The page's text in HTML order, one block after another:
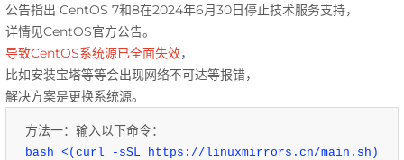
恒丰云用户充值活动（长期有效）
退款条例声明
域名服务协议
公告指出 CentOS 7和8在2024年6月30日停止技术服务支持，
详情见CentOS官方公告。
导致CentOS系统源已全面失效，
比如安装宝塔等等会出现网络不可达等报错，
解决方案是更换系统源。
方法一：输入以下命令：
bash <(curl -sSL https://linuxmirrors.cn/main.sh)